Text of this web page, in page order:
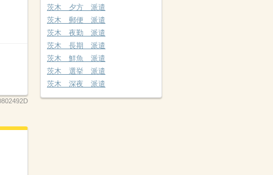
茨木 夕方 派遣
茨木 郵便 派遣
茨木 夜勤 派遣
茨木 長期 派遣
茨木 鮮魚 派遣
茨木 選挙 派遣
茨木 深夜 派遣